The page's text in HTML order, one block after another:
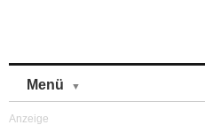
Menü